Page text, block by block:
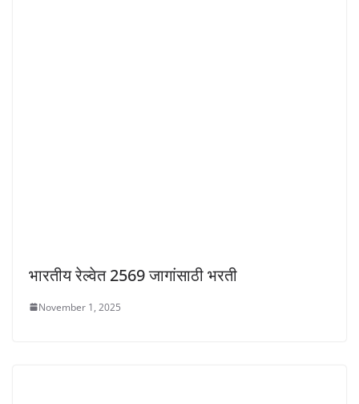
भारतीय रेल्वेत 2569 जागांसाठी भरती
November 1, 2025